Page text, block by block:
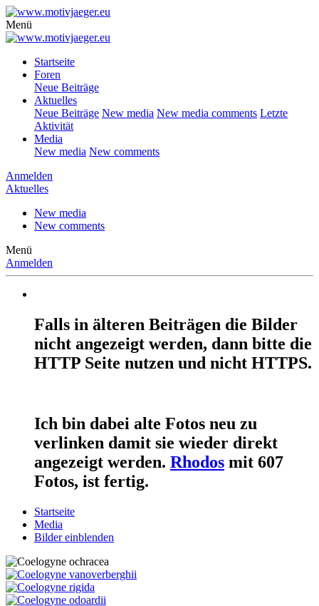
Menü
Startseite
Foren
Neue Beiträge
Aktuelles
Neue Beiträge New media New media comments Letzte
Aktivität
Media
New media New comments
Anmelden
Aktuelles
New media
New comments
Menü
Anmelden
Falls in älteren Beiträgen die Bilder
nicht angezeigt werden, dann bitte die
HTTP Seite nutzen und nicht HTTPS.
Ich bin dabei alte Fotos neu zu
verlinken damit sie wieder direkt
angezeigt werden. Rhodos mit 607
Fotos, ist fertig.
Startseite
Media
Bilder einblenden